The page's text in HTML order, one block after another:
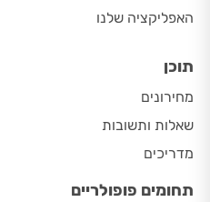
האפליקציה שלנו
תוכן
מחירונים
שאלות ותשובות
מדריכים
תחומים פופולריים